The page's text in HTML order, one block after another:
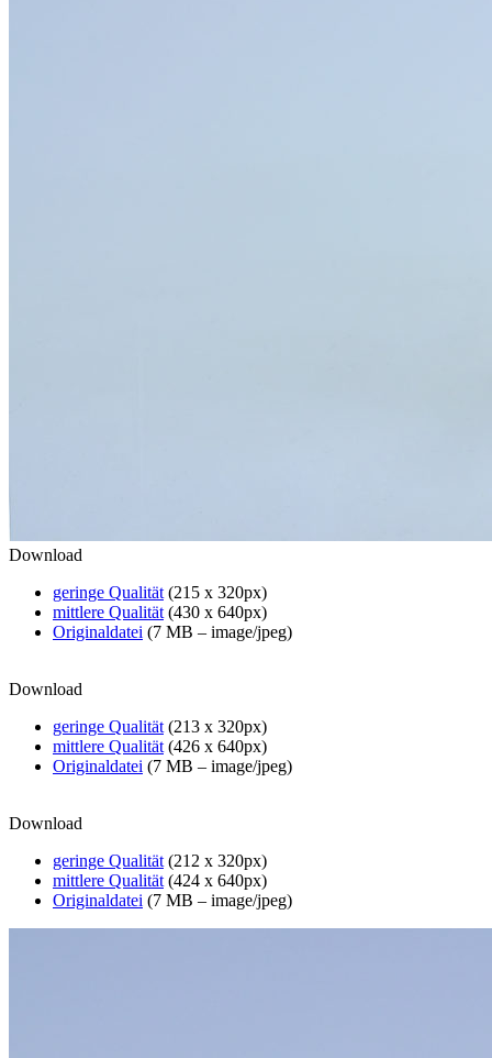
Download
geringe Qualität (215 x 320px)
mittlere Qualität (430 x 640px)
Originaldatei (7 MB – image/jpeg)
Download
geringe Qualität (213 x 320px)
mittlere Qualität (426 x 640px)
Originaldatei (7 MB – image/jpeg)
Download
geringe Qualität (212 x 320px)
mittlere Qualität (424 x 640px)
Originaldatei (7 MB – image/jpeg)